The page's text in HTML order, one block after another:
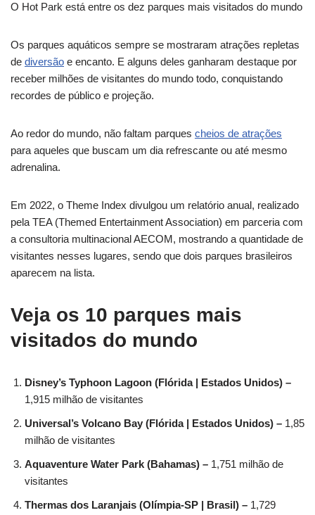
O Hot Park está entre os dez parques mais visitados do mundo
Os parques aquáticos sempre se mostraram atrações repletas
de diversão e encanto. E alguns deles ganharam destaque por
receber milhões de visitantes do mundo todo, conquistando
recordes de público e projeção.
Ao redor do mundo, não faltam parques cheios de atrações
para aqueles que buscam um dia refrescante ou até mesmo
adrenalina.
Em 2022, o Theme Index divulgou um relatório anual, realizado
pela TEA (Themed Entertainment Association) em parceria com
a consultoria multinacional AECOM, mostrando a quantidade de
visitantes nesses lugares, sendo que dois parques brasileiros
aparecem na lista.
Veja os 10 parques mais
visitados do mundo
Disney’s Typhoon Lagoon (Flórida | Estados Unidos) –
1,915 milhão de visitantes
Universal’s Volcano Bay (Flórida | Estados Unidos) – 1,85
milhão de visitantes
Aquaventure Water Park (Bahamas) – 1,751 milhão de
visitantes
Thermas dos Laranjais (Olímpia-SP | Brasil) – 1,729